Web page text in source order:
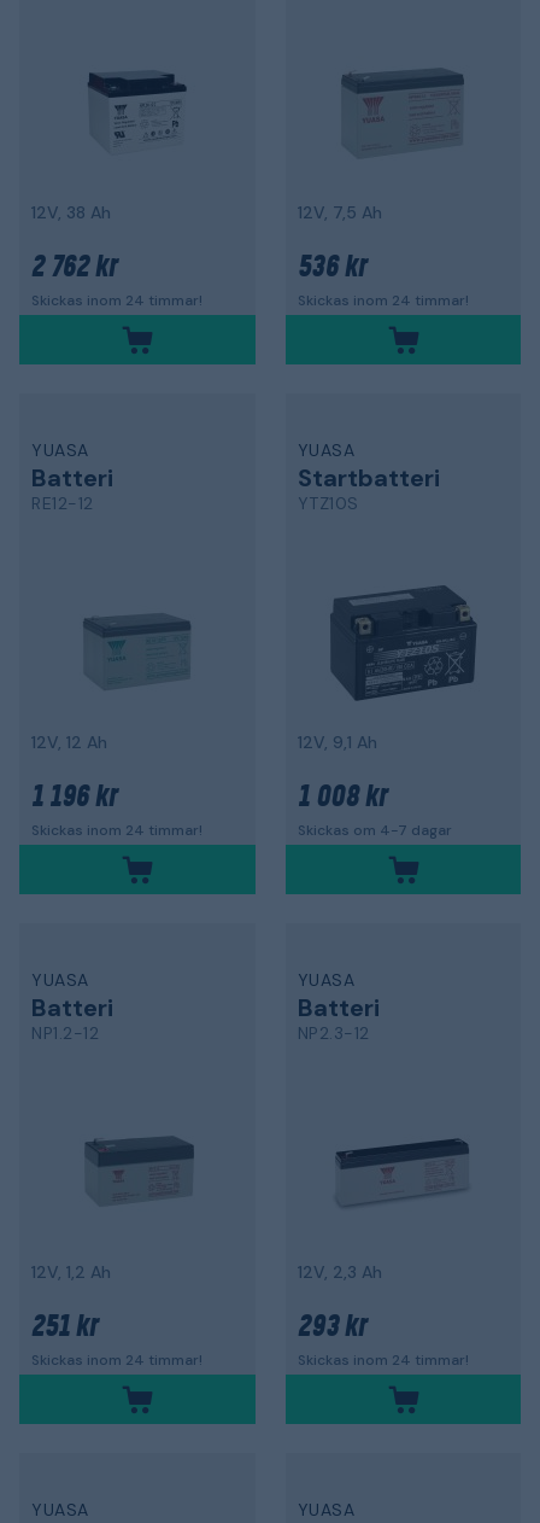
12V, 38 Ah
2 762 kr
Skickas inom 24 timmar!
12V, 7,5 Ah
536 kr
Skickas inom 24 timmar!
YUASA
Batteri
RE12-12
12V, 12 Ah
1 196 kr
Skickas inom 24 timmar!
YUASA
Startbatteri
YTZ10S
12V, 9,1 Ah
1 008 kr
Skickas om 4-7 dagar
YUASA
Batteri
NP1.2-12
12V, 1,2 Ah
251 kr
Skickas inom 24 timmar!
YUASA
Batteri
NP2.3-12
12V, 2,3 Ah
293 kr
Skickas inom 24 timmar!
YUASA YUASA